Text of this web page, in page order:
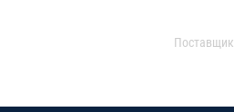
Поставщик